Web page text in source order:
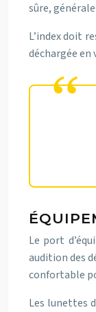
sûre,
L’index doit
déchargée
Le port
audition des
confortable
Les lunettes